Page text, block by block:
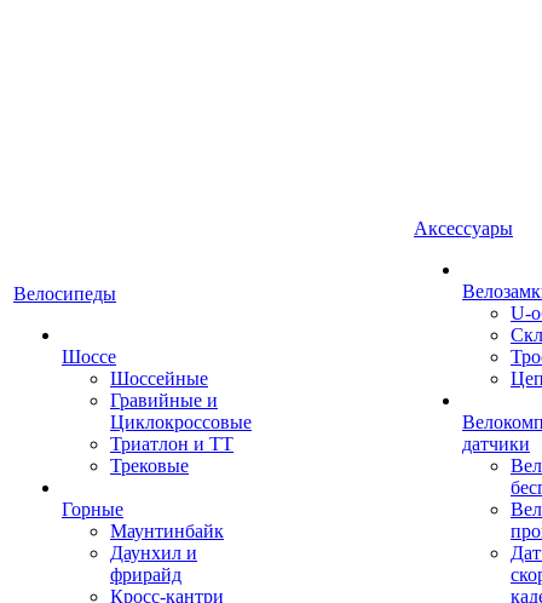
Велосипеды
Шоссе
Шоссейные
Гравийные и
Циклокроссовые
Триатлон и ТТ
Трековые
Горные
Маунтинбайк
Даунхил и
фрирайд
Кросс-кантри
Аксессуары
U-
датчики